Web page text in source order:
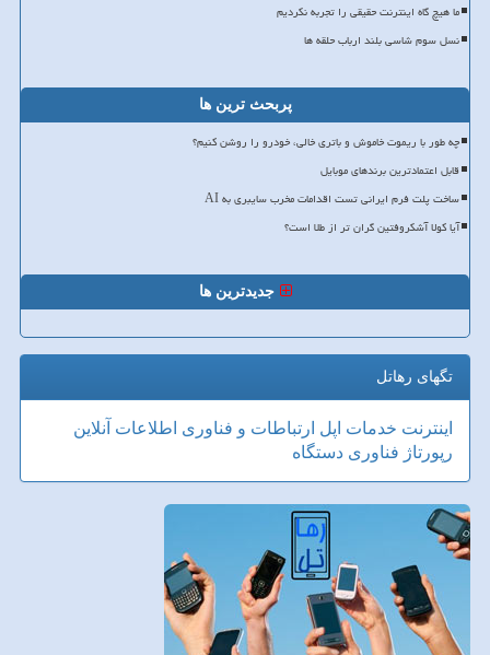
ما هیچ گاه اینترنت حقیقی را تجربه نکردیم
نسل سوم شاسی بلند ارباب حلقه ها
پربحث ترین ها
چه طور با ریموت خاموش و باتری خالی، خودرو را روشن کنیم؟
قابل اعتمادترین برندهای موبایل
ساخت پلت فرم ایرانی تست اقدامات مخرب سایبری به AI
آیا کولا آشکروفتین گران تر از طلا است؟
جدیدترین ها
تگهای رهاتل
اینترنت خدمات اپل ارتباطات و فناوری اطلاعات آنلاین
رپورتاژ فناوری دستگاه